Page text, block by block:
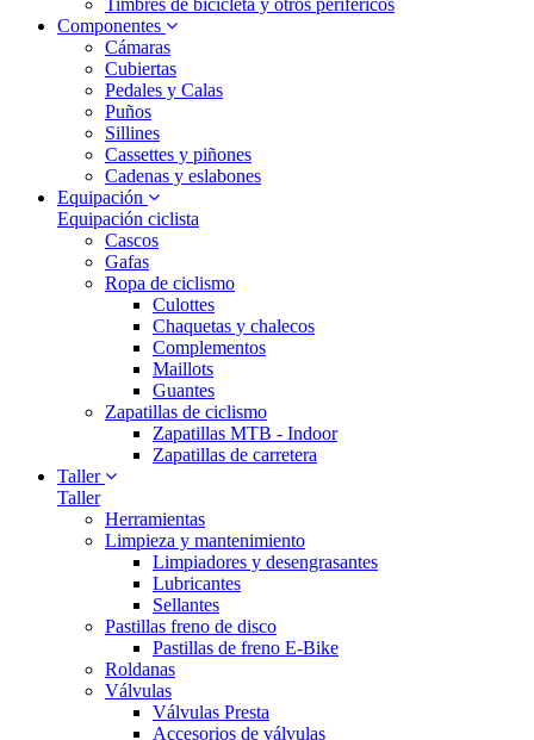
Timbres de bicicleta y otros periféricos
Componentes
Cámaras
Cubiertas
Pedales y Calas
Puños
Sillines
Cassettes y piñones
Cadenas y eslabones
Equipación
Equipación ciclista
Cascos
Gafas
Ropa de ciclismo
Culottes
Chaquetas y chalecos
Complementos
Maillots
Guantes
Zapatillas de ciclismo
Zapatillas MTB - Indoor
Zapatillas de carretera
Taller
Taller
Herramientas
Limpieza y mantenimiento
Limpiadores y desengrasantes
Lubricantes
Sellantes
Pastillas freno de disco
Pastillas de freno E-Bike
Roldanas
Válvulas
Válvulas Presta
Accesorios de válvulas